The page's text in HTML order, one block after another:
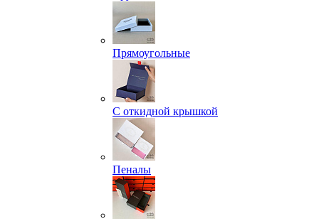
Прямоугольные
С откидной крышкой
Пеналы